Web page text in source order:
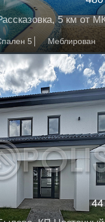
5 км от
5 Меблирован